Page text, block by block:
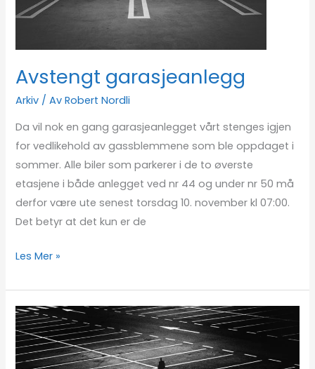
Avstengt garasjeanlegg
Arkiv / Av Robert Nordli
Da vil nok en gang garasjeanlegget vårt stenges igjen
for vedlikehold av gassblemmene som ble oppdaget i
sommer. Alle biler som parkerer i de to øverste
etasjene i både anlegget ved nr 44 og under nr 50 må
derfor være ute senest torsdag 10. november kl 07:00.
Det betyr at det kun er de
Les Mer »
Stenging
av
garasjeanlegg